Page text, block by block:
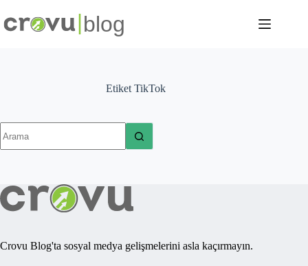
to
content
EtiketTikTok
results
Crovu Blog'ta sosyal medya gelişmelerini asla kaçırmayın.